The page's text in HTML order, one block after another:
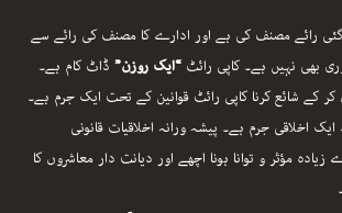
رائے مصنف کی ہے اور ادارے کا مصنف کی رائے سے
بھی نہیں ہے۔ کاپی رائٹ
“ایک روزن”
ڈاٹ کام ہے۔
کر کے شائع کرنا کاپی رائٹ قوانین کے تحت ایک جرم ہے۔
اخلاقی جرم ہے۔ پیشہ ورانہ اخلاقیات قانونی
مؤثر و توانا ہونا اچھے اور دیانت دار معاشروں کا